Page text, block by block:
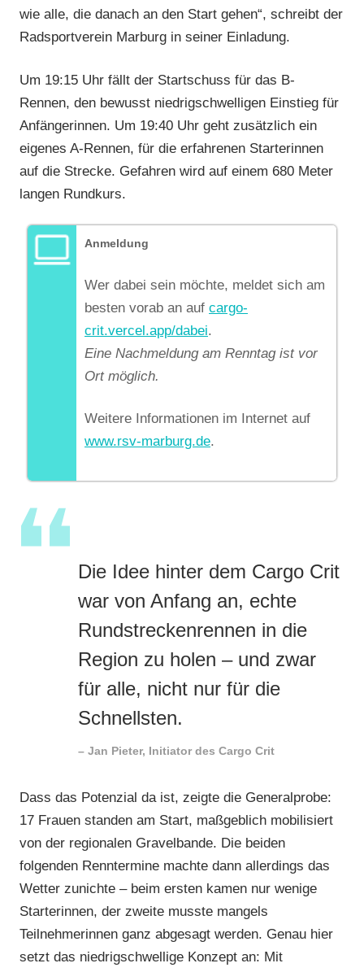
wie alle, die danach an den Start gehen“, schreibt der
Radsportverein Marburg in seiner Einladung.
Um 19:15 Uhr fällt der Startschuss für das B-
Rennen, den bewusst niedrigschwelligen Einstieg für
Anfängerinnen. Um 19:40 Uhr geht zusätzlich ein
eigenes A-Rennen, für die erfahrenen Starterinnen
auf die Strecke. Gefahren wird auf einem 680 Meter
langen Rundkurs.
Anmeldung
Wer dabei sein möchte, meldet sich am
besten vorab an auf cargo-
crit.vercel.app/dabei.
Eine Nachmeldung am Renntag ist vor
Ort möglich.
Weitere Informationen im Internet auf
www.rsv-marburg.de.
Die Idee hinter dem Cargo Crit
war von Anfang an, echte
Rundstreckenrennen in die
Region zu holen – und zwar
für alle, nicht nur für die
Schnellsten.
– Jan Pieter, Initiator des Cargo Crit
Dass das Potenzial da ist, zeigte die Generalprobe:
17 Frauen standen am Start, maßgeblich mobilisiert
von der regionalen Gravelbande. Die beiden
folgenden Renntermine machte dann allerdings das
Wetter zunichte – beim ersten kamen nur wenige
Starterinnen, der zweite musste mangels
Teilnehmerinnen ganz abgesagt werden. Genau hier
setzt das niedrigschwellige Konzept an: Mit